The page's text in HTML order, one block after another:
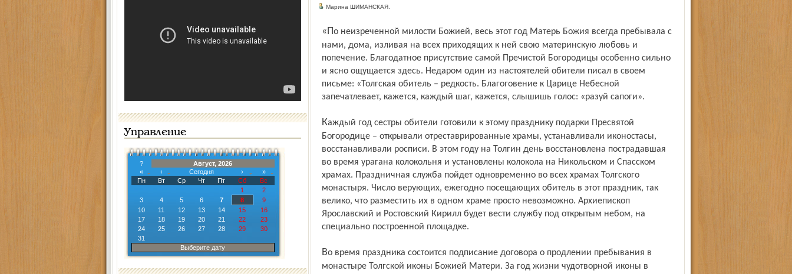
Управление
?
Август, 2026
«
‹ Сегодня ›
»
Пн
Вт Ср Чт Пт Сб
Вс
1
2
3
4 5 6 7 8
9
10
11 12 13 14 15
16
17
18 19 20 21 22
23
24
25 26 27 28 29
30
31
Выберите дату
Марина ШИМАНСКАЯ.
«По неизреченной милости Божией, весь этот год Матерь Божия всегда пребывала с
нами, дома, изливая на всех приходящих к ней свою материнскую любовь и
попечение. Благодатное присутствие самой Пречистой Богородицы особенно сильно
и ясно ощущается здесь. Недаром один из настоятелей обители писал в своем
письме: «Толгская обитель – редкость. Благоговение к Царице Небесной
запечатлевает, кажется, каждый шаг, кажется, слышишь голос: «разуй сапоги».
Каждый год сестры обители готовили к этому празднику подарки Пресвятой
Богородице – открывали отреставрированные храмы, устанавливали иконостасы,
восстанавливали росписи. В этом году на Толгин день восстановлена пострадавшая
во время урагана колокольня и установлены колокола на Никольском и Спасском
храмах. Праздничная служба пойдет одновременно во всех храмах Толгского
монастыря. Число верующих, ежегодно посещающих обитель в этот праздник, так
велико, что разместить их в одном храме просто невозможно. Архиепископ
Ярославский и Ростовский Кирилл будет вести службу под открытым небом, на
специально построенной площадке.
Во время праздника состоится подписание договора о продлении пребывания в
монастыре Толгской иконы Божией Матери. За год жизни чудотворной иконы в